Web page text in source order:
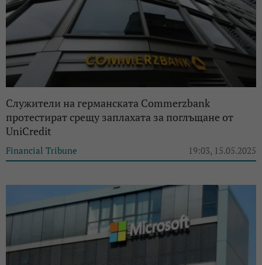
Служители на германската Commerzbank
протестират срещу заплахата за поглъщане от
UniCredit
Financial Tribune 19:03, 15.05.2025